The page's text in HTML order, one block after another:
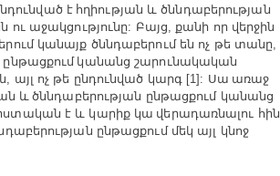
է հղիության և ծննդաբերության
ու աջակցությունը: Բայց, քանի որ վերջին
կանայք ծննդաբերում են ոչ թե տանը,
ընթացքում կանանց շարունակական
, այլ ոչ թե ընդունված կարգ [1]: Սա առաջ
և ծննդաբերության ընթացքում կանանց
է և կարիք կա վերադառնալու հին
ընթացքում մեկ այլ կնոջ